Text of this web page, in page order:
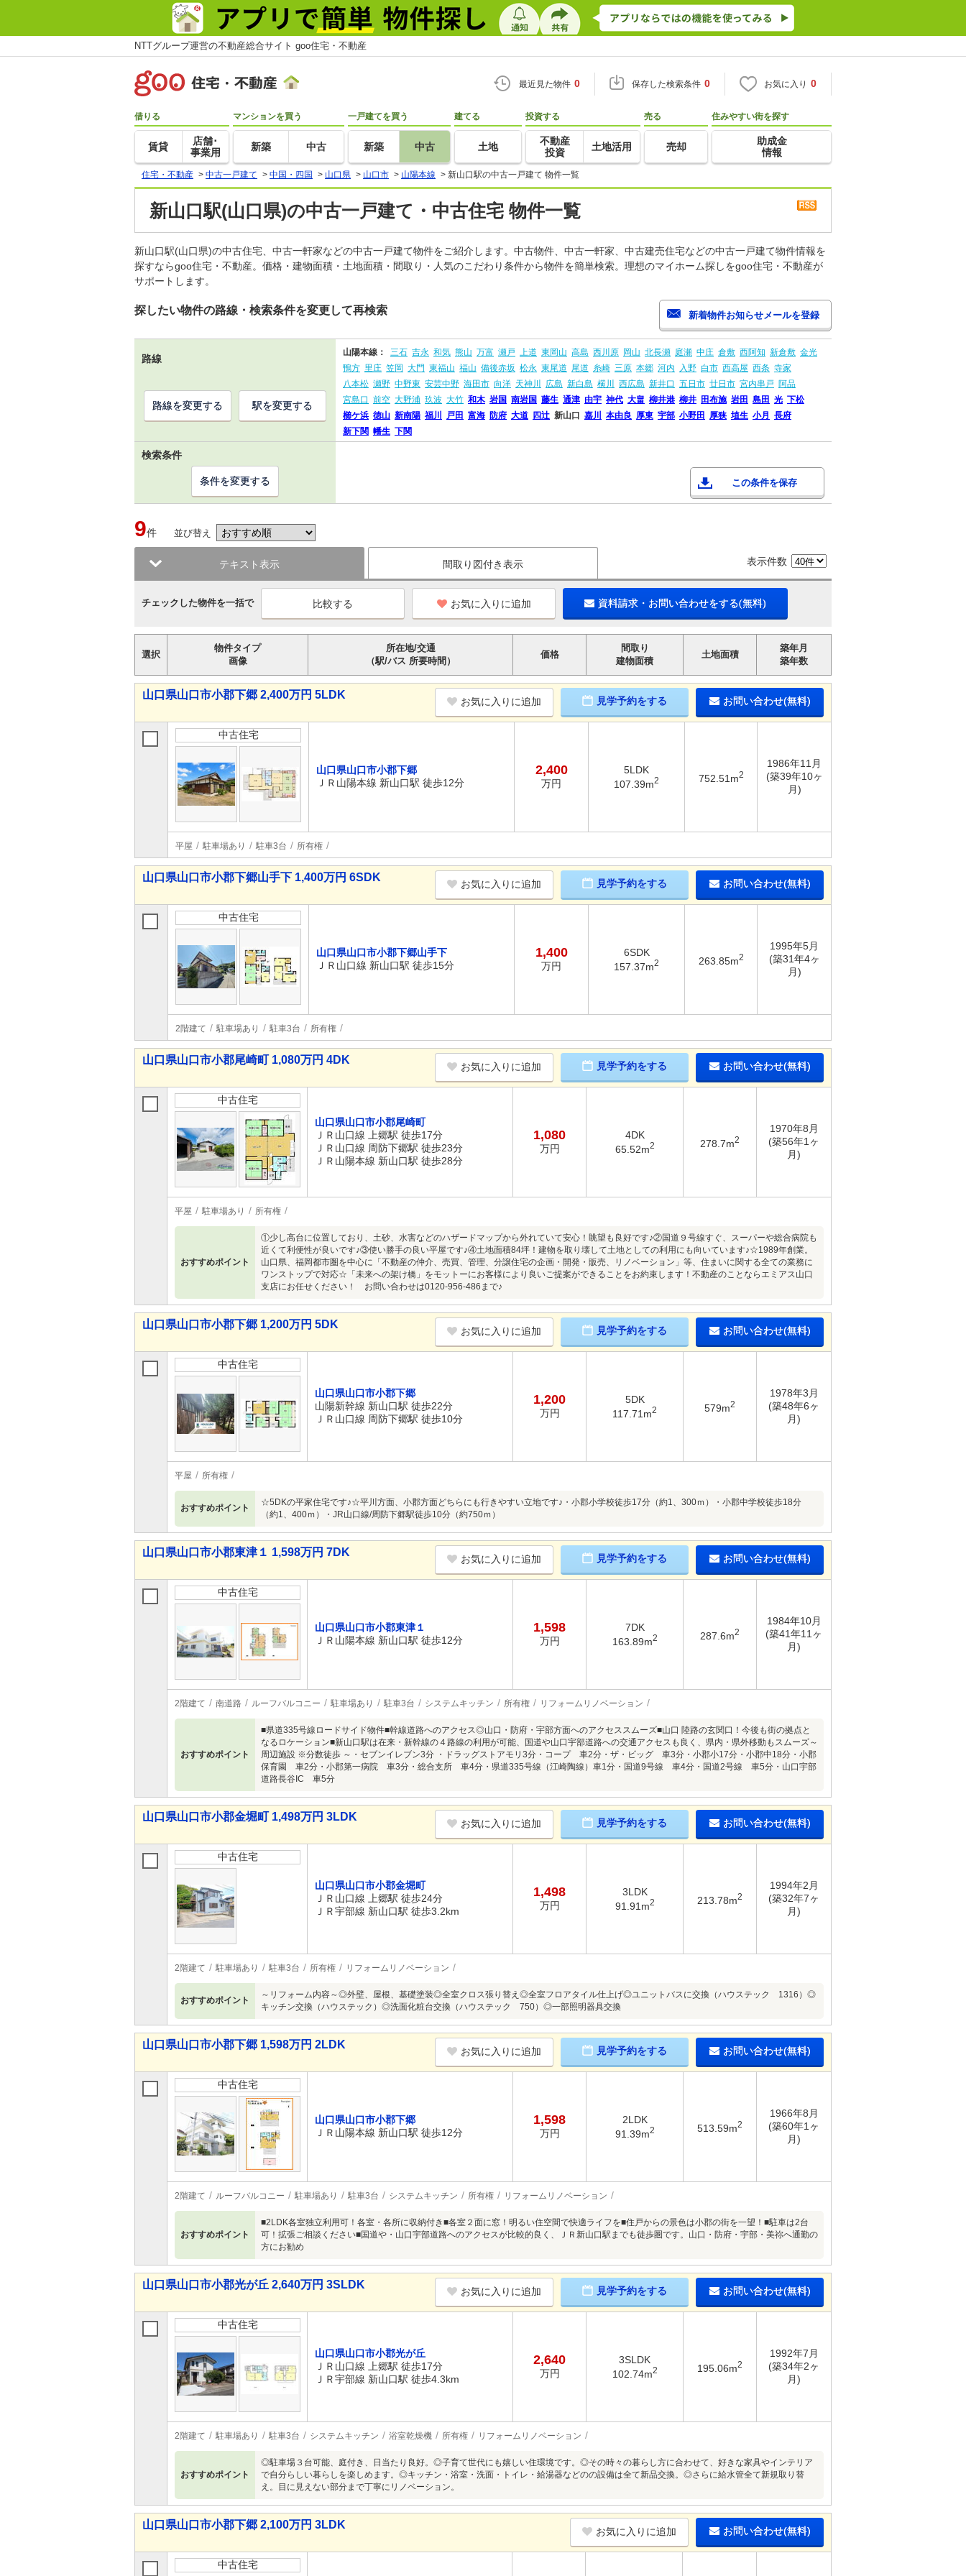
NTTグループ運営の不動産総合サイト goo住宅・不動産
最近見た物件 0 保存した検索条件 0 お気に入り 0
借りる
賃貸
店舗･
事業用
マンションを買う
新築 中古
一戸建てを買う
新築 中古
建てる
土地
投資する
不動産
投資
土地活用
売る
売却
住みやすい街を探す
助成金
情報
住宅・不動産 > 中古一戸建て > 中国・四国 > 山口県 > 山口市 > 山陽本線 > 新山口駅の中古一戸建て 物件一覧
新山口駅(山口県)の中古一戸建て・中古住宅 物件一覧
新山口駅(山口県)の中古住宅、中古一軒家などの中古一戸建て物件をご紹介します。中古物件、中古一軒家、中古建売住宅などの中古一戸建て物件情報を
探すならgoo住宅・不動産。価格・建物面積・土地面積・間取り・人気のこだわり条件から物件を簡単検索。理想のマイホーム探しをgoo住宅・不動産が
サポートします。
探したい物件の路線・検索条件を変更して再検索
路線
山陽本線： 三石 吉永 和気 熊山 万富 瀬戸 上道 東岡山 高島 西川原 岡山 北長瀬 庭瀬 中庄 倉敷 西阿知 新倉敷 金光
鴨方 里庄 笠岡 大門 東福山 福山 備後赤坂 松永 東尾道 尾道 糸崎 三原 本郷 河内 入野 白市 西高屋 西条 寺家
八本松 瀬野 中野東 安芸中野 海田市 向洋 天神川 広島 新白島 横川 西広島 新井口 五日市 廿日市 宮内串戸 阿品
宮島口 前空 大野浦 玖波 大竹 和木 岩国 南岩国 藤生 通津 由宇 神代 大畠 柳井港 柳井 田布施 岩田 島田 光 下松
櫛ケ浜 徳山 新南陽 福川 戸田 富海 防府 大道 四辻 新山口 嘉川 本由良 厚東 宇部 小野田 厚狭 埴生 小月
長府
新下関 幡生 下関
路線を変更する 駅を変更する
検索条件
この条件を保存
条件を変更する
9件 並び替え
テキスト表示 間取り図付き表示 表示件数
チェックした物件を一括で お気に入りに追加 資料請求・お問い合わせをする(無料)
選択
物件タイプ
画像
所在地/交通
（駅/バス 所要時間）
価格
間取り
建物面積
土地面積
築年月
築年数
山口県山口市小郡下郷 2,400万円 5LDK
お気に入りに追加 見学予約をする お問い合わせ(無料)
中古住宅
山口県山口市小郡下郷
ＪＲ山陽本線 新山口駅 徒歩12分
2,400
万円
5LDK
107.39m2 752.51m2
1986年11月
(築39年10ヶ
月)
平屋 駐車場あり 駐車3台 所有権
山口県山口市小郡下郷山手下 1,400万円 6SDK
お気に入りに追加 見学予約をする お問い合わせ(無料)
中古住宅
山口県山口市小郡下郷山手下
ＪＲ山口線 新山口駅 徒歩15分
1,400
万円
6SDK
157.37m2 263.85m2
1995年5月
(築31年4ヶ
月)
2階建て 駐車場あり 駐車3台 所有権
山口県山口市小郡尾崎町 1,080万円 4DK
お気に入りに追加 見学予約をする お問い合わせ(無料)
中古住宅
山口県山口市小郡尾崎町
ＪＲ山口線 上郷駅 徒歩17分
ＪＲ山口線 周防下郷駅 徒歩23分
ＪＲ山陽本線 新山口駅 徒歩28分
1,080
万円
4DK
65.52m2 278.7m2
1970年8月
(築56年1ヶ
月)
平屋 駐車場あり 所有権
おすすめポイント
①少し高台に位置しており、土砂、水害などのハザードマップから外れていて安心！眺望も良好です♪②国道９号線すぐ、スーパーや総合病院も
近くて利便性が良いです♪③使い勝手の良い平屋です♪④土地面積84坪！建物を取り壊して土地としての利用にも向いています♪☆1989年創業。
山口県、福岡都市圏を中心に「不動産の仲介、売買、管理、分譲住宅の企画・開発・販売、リノベーション」等、住まいに関する全ての業務に
ワンストップで対応☆「未来への架け橋」をモットーにお客様により良いご提案ができることをお約束します！不動産のことならエミアス山口
支店にお任せください！ お問い合わせは0120-956-486まで♪
山口県山口市小郡下郷 1,200万円 5DK
お気に入りに追加 見学予約をする お問い合わせ(無料)
中古住宅
山口県山口市小郡下郷
山陽新幹線 新山口駅 徒歩22分
ＪＲ山口線 周防下郷駅 徒歩10分
1,200
万円
5DK
117.71m2 579m2
1978年3月
(築48年6ヶ
月)
平屋 所有権
おすすめポイント
☆5DKの平家住宅です♪☆平川方面、小郡方面どちらにも行きやすい立地です♪・小郡小学校徒歩17分（約1、300ｍ）・小郡中学校徒歩18分
（約1、400ｍ）・JR山口線/周防下郷駅徒歩10分（約750ｍ）
山口県山口市小郡東津１ 1,598万円 7DK
お気に入りに追加 見学予約をする お問い合わせ(無料)
中古住宅
山口県山口市小郡東津１
ＪＲ山陽本線 新山口駅 徒歩12分
1,598
万円
7DK
163.89m2 287.6m2
1984年10月
(築41年11ヶ
月)
2階建て 南道路 ルーフバルコニー 駐車場あり 駐車3台 システムキッチン 所有権 リフォームリノベーション
おすすめポイント
■県道335号線ロードサイド物件■幹線道路へのアクセス◎山口・防府・宇部方面へのアクセススムーズ■山口 陸路の玄関口！今後も街の拠点と
なるロケーション■新山口駅は在来・新幹線の４路線の利用が可能、国道や山口宇部道路への交通アクセスも良く、県内・県外移動もスムーズ～
周辺施設 ※分数徒歩 ～・セブンイレブン3分 ・ドラッグストアモリ3分・コープ 車2分・ザ・ビッグ 車3分・小郡小17分・小郡中18分・小郡
保育園 車2分・小郡第一病院 車3分・総合支所 車4分・県道335号線（江崎陶線）車1分・国道9号線 車4分・国道2号線 車5分・山口宇部
道路長谷IC 車5分
山口県山口市小郡金堀町 1,498万円 3LDK
お気に入りに追加 見学予約をする お問い合わせ(無料)
中古住宅
山口県山口市小郡金堀町
ＪＲ山口線 上郷駅 徒歩24分
ＪＲ宇部線 新山口駅 徒歩3.2km
1,498
万円
3LDK
91.91m2 213.78m2
1994年2月
(築32年7ヶ
月)
2階建て 駐車場あり 駐車3台 所有権 リフォームリノベーション
おすすめポイント
～リフォーム内容～◎外壁、屋根、基礎塗装◎全室クロス張り替え◎全室フロアタイル仕上げ◎ユニットバスに交換（ハウステック 1316）◎
キッチン交換（ハウステック）◎洗面化粧台交換（ハウステック 750）◎一部照明器具交換
山口県山口市小郡下郷 1,598万円 2LDK
お気に入りに追加 見学予約をする お問い合わせ(無料)
中古住宅
山口県山口市小郡下郷
ＪＲ山陽本線 新山口駅 徒歩12分
1,598
万円
2LDK
91.39m2 513.59m2
1966年8月
(築60年1ヶ
月)
2階建て ルーフバルコニー 駐車場あり 駐車3台 システムキッチン 所有権 リフォームリノベーション
おすすめポイント
■2LDK各室独立利用可！各室・各所に収納付き■各室２面に窓！明るい住空間で快適ライフを■住戸からの景色は小郡の街を一望！■駐車は2台
可！拡張ご相談ください■国道や・山口宇部道路へのアクセスが比較的良く、ＪＲ新山口駅までも徒歩圏です。山口・防府・宇部・美祢へ通勤の
方にお勧め
山口県山口市小郡光が丘 2,640万円 3SLDK
お気に入りに追加 見学予約をする お問い合わせ(無料)
中古住宅
山口県山口市小郡光が丘
ＪＲ山口線 上郷駅 徒歩17分
ＪＲ宇部線 新山口駅 徒歩4.3km
2,640
万円
3SLDK
102.74m2 195.06m2
1992年7月
(築34年2ヶ
月)
2階建て 駐車場あり 駐車3台 システムキッチン 浴室乾燥機 所有権 リフォームリノベーション
おすすめポイント
◎駐車場３台可能、庭付き、日当たり良好。◎子育て世代にも嬉しい住環境です。◎その時々の暮らし方に合わせて、好きな家具やインテリア
で自分らしい暮らしを楽しめます。◎キッチン・浴室・洗面・トイレ・給湯器などのの設備は全て新品交換。◎さらに給水管全て新規取り替
え。目に見えない部分まで丁寧にリノベーション。
山口県山口市小郡下郷 2,100万円 3LDK
お気に入りに追加 お問い合わせ(無料)
中古住宅